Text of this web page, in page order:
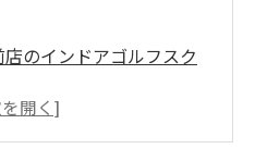
のインドアゴルフスク
える理由